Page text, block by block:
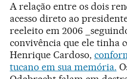
A relação entre os dois
acesso direto ao
reeleito em 2006
convivência que ele tinha
Henrique Cardoso,
tucano em sua memória.